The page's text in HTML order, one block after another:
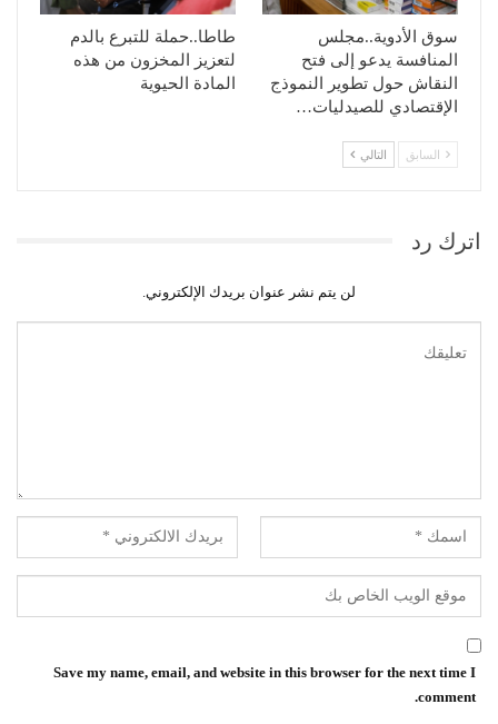
سوق الأدوية..مجلس
المنافسة يدعو إلى فتح
النقاش حول تطوير النموذج
الإقتصادي للصيدليات…
طاطا..حملة للتبرع بالدم
لتعزيز المخزون من هذه
المادة الحيوية
السابق التالي
اترك رد
لن يتم نشر عنوان بريدك الإلكتروني.
Save my name, email, and website in this browser for the next time I
comment.